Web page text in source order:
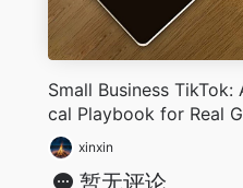
Small Business TikTok:
cal Playbook for Real
xinxin
暂无评论